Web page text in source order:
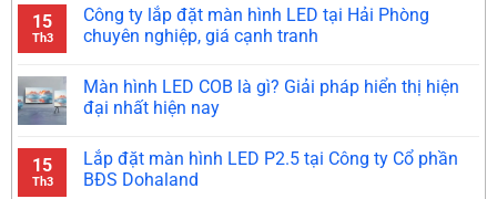
15
Th3
Công ty lắp đặt màn hình LED tại Hải Phòng
chuyên nghiệp, giá cạnh tranh
Màn hình LED COB là gì? Giải pháp hiển thị hiện
đại nhất hiện nay
15
Th3
Lắp đặt màn hình LED P2.5 tại Công ty Cổ phần
BĐS Dohaland